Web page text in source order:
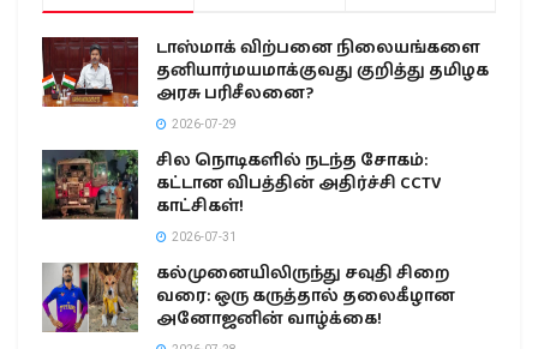
டாஸ்மாக் விற்பனை நிலையங்களை
தனியார்மயமாக்குவது குறித்து தமிழக
அரசு பரிசீலனை?
2026-07-29
சில நொடிகளில் நடந்த சோகம்:
கட்டான விபத்தின் அதிர்ச்சி CCTV
காட்சிகள்!
2026-07-31
கல்முனையிலிருந்து சவுதி சிறை
வரை: ஒரு கருத்தால் தலைகீழான
அனோஜனின் வாழ்க்கை!